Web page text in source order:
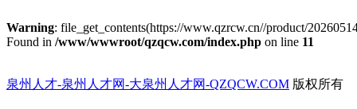
Warning: file_get_contents(https://www.qzrcw.cn//product/
Found in /www/wwwroot/qzqcw.com/index.php on line 11
泉州人才-泉州人才网-大泉州人才网-QZQCW.COM 版权所有